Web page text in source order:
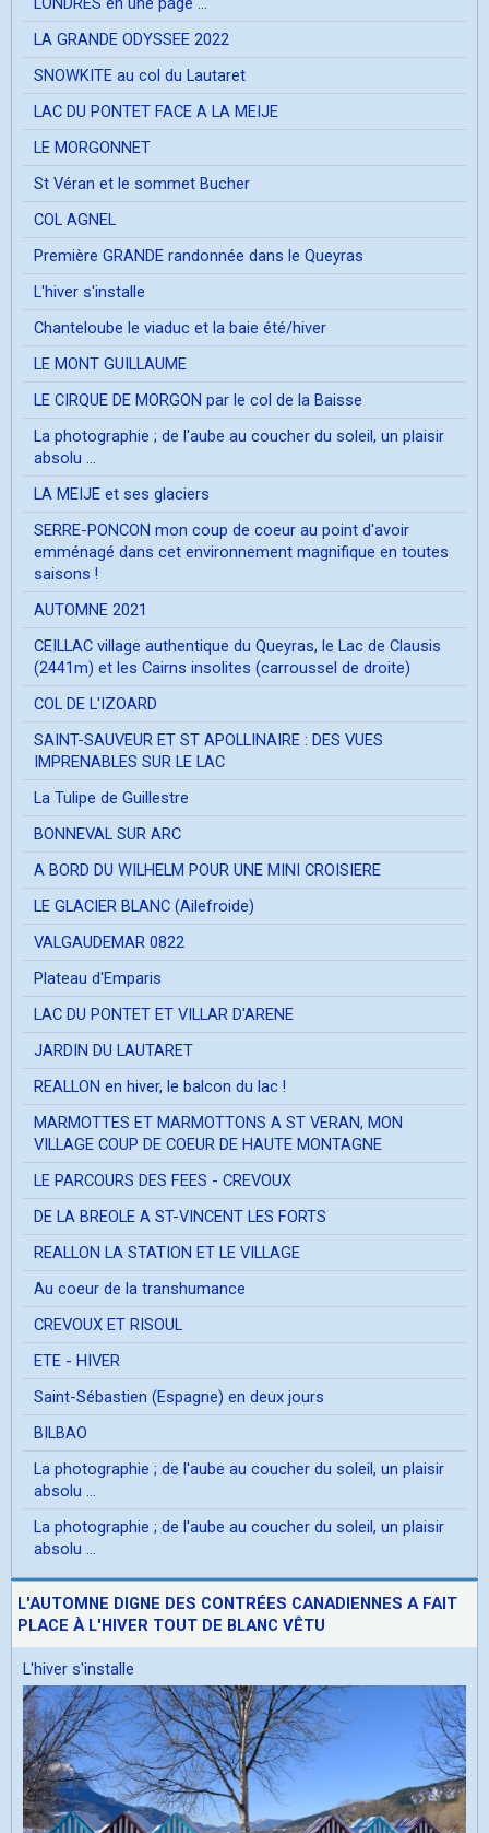
LA GRANDE ODYSSEE 2022
SNOWKITE au col du Lautaret
LAC DU PONTET FACE A LA MEIJE
LE MORGONNET
St Véran et le sommet Bucher
COL AGNEL
Première GRANDE randonnée dans le Queyras
L'hiver s'installe
Chanteloube le viaduc et la baie été/hiver
LE MONT GUILLAUME
LE CIRQUE DE MORGON par le col de la Baisse
La photographie ; de l'aube au coucher du soleil, un plaisir
absolu ...
LA MEIJE et ses glaciers
SERRE-PONCON mon coup de coeur au point d'avoir
emménagé dans cet environnement magnifique en toutes
saisons !
AUTOMNE 2021
CEILLAC village authentique du Queyras, le Lac de Clausis
(2441m) et les Cairns insolites (carroussel de droite)
COL DE L'IZOARD
SAINT-SAUVEUR ET ST APOLLINAIRE : DES VUES
IMPRENABLES SUR LE LAC
La Tulipe de Guillestre
BONNEVAL SUR ARC
A BORD DU WILHELM POUR UNE MINI CROISIERE
LE GLACIER BLANC (Ailefroide)
VALGAUDEMAR 0822
Plateau d'Emparis
LAC DU PONTET ET VILLAR D'ARENE
JARDIN DU LAUTARET
REALLON en hiver, le balcon du lac !
MARMOTTES ET MARMOTTONS A ST VERAN, MON
VILLAGE COUP DE COEUR DE HAUTE MONTAGNE
LE PARCOURS DES FEES - CREVOUX
DE LA BREOLE A ST-VINCENT LES FORTS
REALLON LA STATION ET LE VILLAGE
Au coeur de la transhumance
CREVOUX ET RISOUL
ETE - HIVER
Saint-Sébastien (Espagne) en deux jours
BILBAO
La photographie ; de l'aube au coucher du soleil, un plaisir
absolu ...
La photographie ; de l'aube au coucher du soleil, un plaisir
absolu ...
L'AUTOMNE DIGNE DES CONTRÉES CANADIENNES A FAIT
PLACE À L'HIVER TOUT DE BLANC VÊTU
L'hiver s'installe